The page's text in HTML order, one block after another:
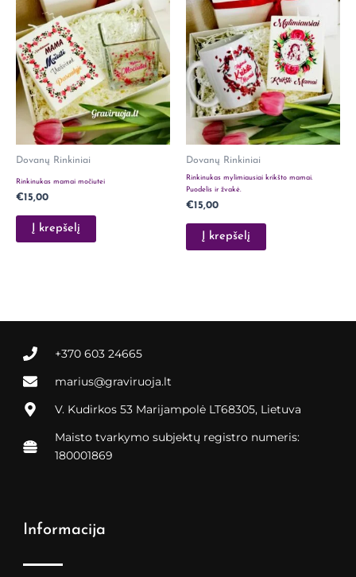
Dovanų Rinkiniai
Rinkinukas mamai močiutei
€15,00
Į krepšelį
Dovanų Rinkiniai
Rinkinukas mylimiausiai krikšto mamai.
Puodelis ir žvakė.
€15,00
Į krepšelį
+370 603 24665
marius@graviruoja.lt
V. Kudirkos 53 Marijampolė LT68305, Lietuva
Maisto tvarkymo subjektų registro numeris:
180001869
Informacija